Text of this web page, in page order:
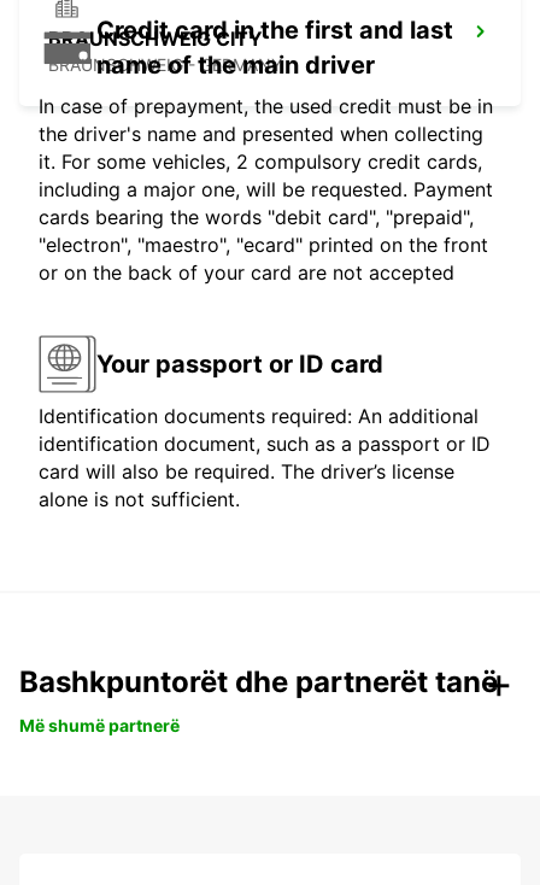
BRAUNSCHWEIG CITY
BRAUNSCHWEIG - GERMANY
Credit card in the first and last
name of the main driver
In case of prepayment, the used credit must be in
the driver's name and presented when collecting
it. For some vehicles, 2 compulsory credit cards,
including a major one, will be requested. Payment
cards bearing the words "debit card", "prepaid",
"electron", "maestro", "ecard" printed on the front
or on the back of your card are not accepted
Your passport or ID card
Identification documents required: An additional
identification document, such as a passport or ID
card will also be required. The driver’s license
alone is not sufficient.
Bashkpuntorët dhe partnerët tanë
Më shumë partnerë